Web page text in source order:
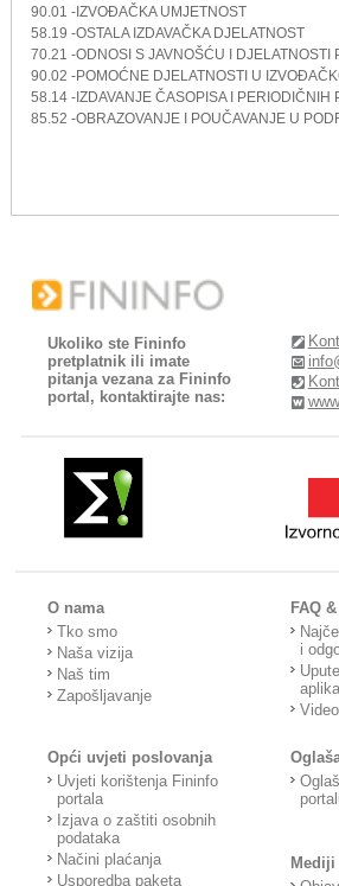
90.01 -IZVOĐAČKA UMJETNOST
58.19 -OSTALA IZDAVAČKA DJELATNOST
70.21 -ODNOSI S JAVNOŠĆU I DJELATNOSTI
90.02 -POMOĆNE DJELATNOSTI U
58.14 -IZDAVANJE ČASOPISA I PERIODIČNIH
85.52 -OBRAZOVANJE I POUČAVANJE U
Ukoliko ste Fininfo
pretplatnik ili imate
pitanja vezana za Fininfo
portal, kontaktirajte nas:
O nama
Tko smo
Naša vizija
Naš tim
Zapošljavanje
FAQ
i
Opći uvjeti poslovanja
Uvjeti korištenja Fininfo
portala
Izjava o zaštiti osobnih
podataka
Načini plaćanja
Usporedba paketa
Mediji